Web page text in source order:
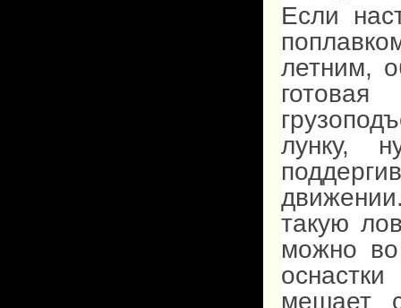
Если
летним,
лунку,
такую
можно во
мешает